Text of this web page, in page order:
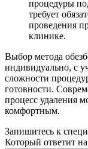
процедуры
требует
проведения
клинике.
Выбор метода
индивидуально, с
сложности
готовности.
процесс удаления
комфортным.
Запишитесь к
Который ответит